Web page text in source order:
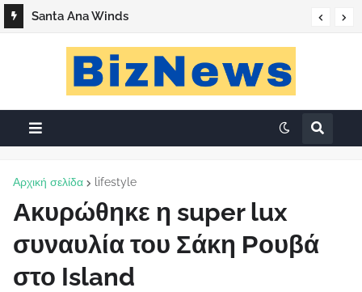
Santa Ana Winds
Αρχική σελίδα lifestyle
Ακυρώθηκε η super lux
συναυλία του Σάκη Ρουβά
στο Island